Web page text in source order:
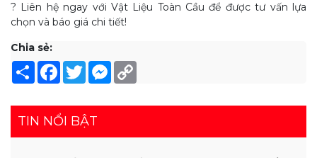
? Liên hệ ngay với Vật Liệu Toàn Cầu để được tư vấn lựa
chọn và báo giá chi tiết!
Chia sẻ:
Share Facebook
TwitterMessenger
TIN NỔI BẬT